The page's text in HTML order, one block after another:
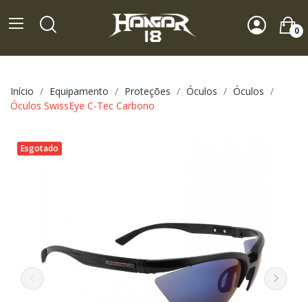
0
Início Equipamento Proteções Óculos
Óculos
Óculos SwissEye C-Tec Carbono
Esgotado